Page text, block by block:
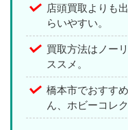
店頭買取よりも
らいやすい。
買取方法はノー
ススメ。
橋本市でおすす
ん、ホビーコレ